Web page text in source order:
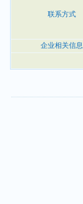
联系方式
企业相关信息